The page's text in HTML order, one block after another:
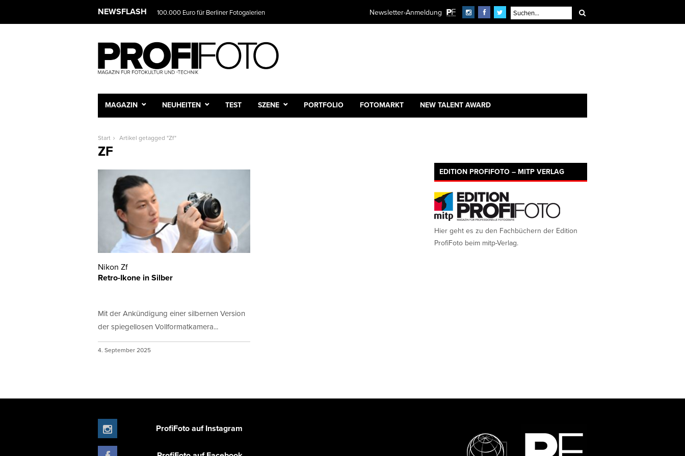
NEWSFLASH 100.000 Euro für Berliner Fotogalerien Newsletter-Anmeldung
MAGAZIN NEUHEITEN TEST SZENE PORTFOLIO FOTOMARKT NEW TALENT AWARD
Start Artikel getagged "Zf"
ZF
Nikon Zf
Retro-Ikone in Silber
Mit der Ankündigung einer silbernen Version
der spiegellosen Vollformatkamera...
4. September 2025
EDITION PROFIFOTO – MITP VERLAG
Hier geht es zu den Fachbüchern der Edition
ProfiFoto beim mitp-Verlag.
ProfiFoto auf Instagram